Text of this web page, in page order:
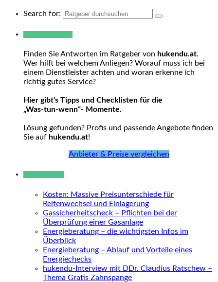
Search for:
Finden Sie Antworten im Ratgeber von hukendu.at.
Wer hilft bei welchem Anliegen? Worauf muss ich bei
einem Dienstleister achten und woran erkenne ich
richtig gutes Service?
Hier gibt's Tipps und Checklisten für die
„Was-tun-wenn“- Momente.
Lösung gefunden? Profis und passende Angebote finden
Sie auf hukendu.at!
Anbieter & Preise vergleichen
Kosten: Massive Preisunterschiede für
Reifenwechsel und Einlagerung
Gassicherheitscheck – Pflichten bei der
Überprüfung einer Gasanlage
Energieberatung – die wichtigsten Infos im
Überblick
Energieberatung – Ablauf und Vorteile eines
Energiechecks
hukendu-Interview mit DDr. Claudius Ratschew –
Thema Gratis Zahnspange